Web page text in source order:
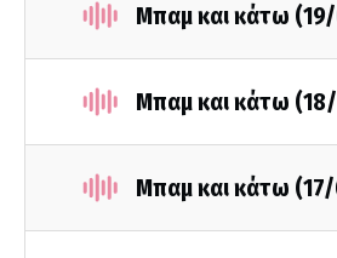
Μπαμ και κάτω
Μπαμ και κάτω
Μπαμ και κάτω